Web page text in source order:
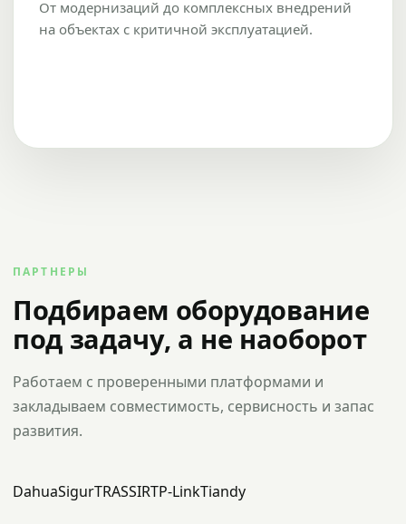
От модернизаций до комплексных внедрений
на объектах с критичной эксплуатацией.
ПАРТНЕРЫ
Подбираем оборудование
под задачу, а не наоборот
Работаем с проверенными платформами и
закладываем совместимость, сервисность и запас
развития.
DahuaSigurTRASSIRTP-LinkTiandy